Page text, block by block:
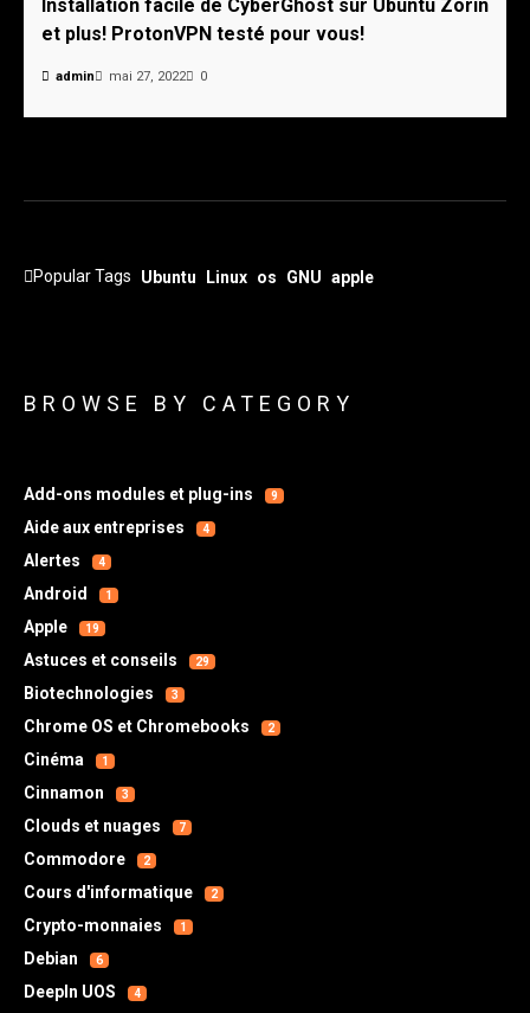
Installation facile de CyberGhost sur Ubuntu Zorin
et plus! ProtonVPN testé pour vous!
admin mai 27, 2022 0
Popular Tags Ubuntu Linux os GNU apple
BROWSE BY CATEGORY
Add-ons modules et plug-ins 9
Aide aux entreprises 4
Alertes 4
Android 1
Apple 19
Astuces et conseils 29
Biotechnologies 3
Chrome OS et Chromebooks 2
Cinéma 1
Cinnamon 3
Clouds et nuages 7
Commodore 2
Cours d'informatique 2
Crypto-monnaies 1
Debian 6
DeepIn UOS 4